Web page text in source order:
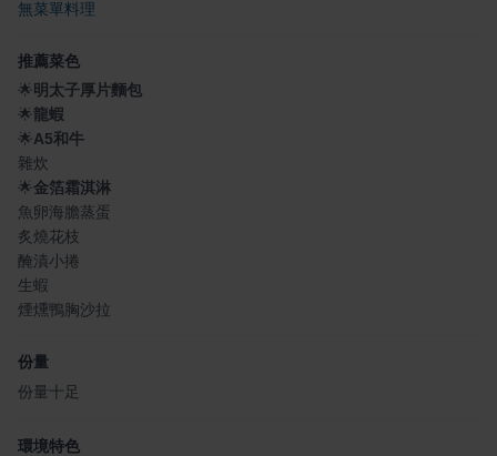
無菜單料理
推薦菜色
🌟明太子厚片麵包
🌟龍蝦
🌟A5和牛
雜炊
🌟金箔霜淇淋
魚卵海膽蒸蛋
炙燒花枝
醃漬小捲
生蝦
煙燻鴨胸沙拉
份量
份量十足
環境特色